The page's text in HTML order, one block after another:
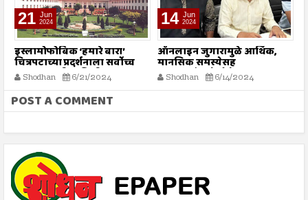
21 Jun
2024
इस्लामोफोबिक ‘हमारे बारा’
चित्रपटाच्या प्रदर्शनाला सर्वोच्च
न्यायालयाची स्थगिती
Shodhan 6/21/2024
14 Jun
2024
ऑनलाइन जुगारामुळे आर्थिक,
मानसिक समस्येसह
आत्महत्यांमध्ये होतेय वाढ
Shodhan 6/14/2024
POST A COMMENT